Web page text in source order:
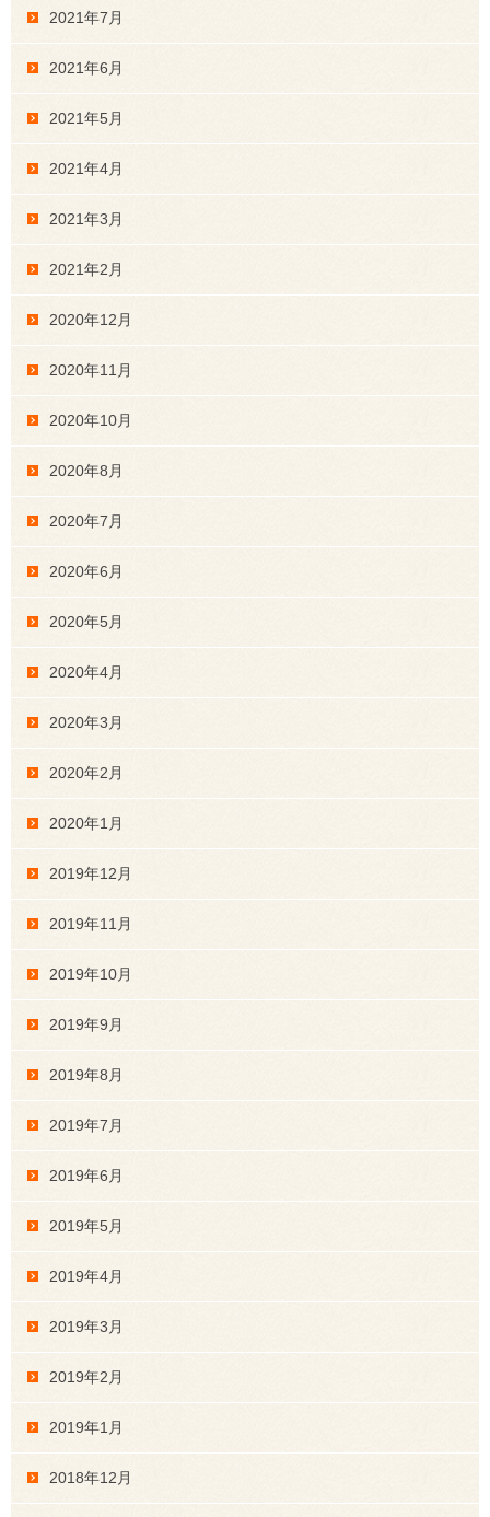
2021年7月
2021年6月
2021年5月
2021年4月
2021年3月
2021年2月
2020年12月
2020年11月
2020年10月
2020年8月
2020年7月
2020年6月
2020年5月
2020年4月
2020年3月
2020年2月
2020年1月
2019年12月
2019年11月
2019年10月
2019年9月
2019年8月
2019年7月
2019年6月
2019年5月
2019年4月
2019年3月
2019年2月
2019年1月
2018年12月